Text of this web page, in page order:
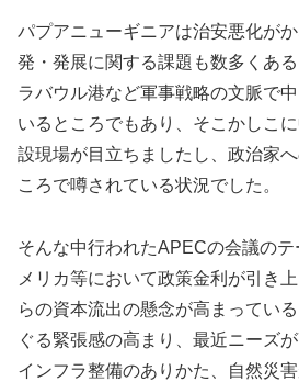
パプアニューギニアは治安悪化が
発・発展に関する課題も数多くあ
ラバウル港など軍事戦略の文脈で
いるところでもあり、そこかしこ
設現場が目立ちましたし、政治家
ころで噂されている状況でした。
そんな中行われたAPECの会議の
メリカ等において政策金利が引き
らの資本流出の懸念が高まってい
ぐる緊張感の高まり、最近ニーズ
インフラ整備のありかた、自然災